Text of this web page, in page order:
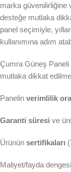
marka güvenilirliğine
desteğe mutlaka
panel seçimiyle,
kullanımına adım
Çumra Güneş Paneli
mutlaka dikkat
Panelin verimlilik
Garanti süresi ve
Ürünün sertifikaları
Maliyet/fayda dengesi